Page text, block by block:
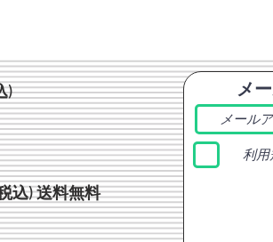
)
込)送料無料
メ
利用